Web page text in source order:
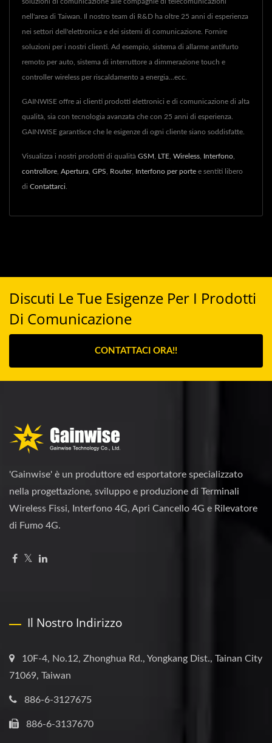
nell'area di Taiwan. Il nostro team di R&D ha oltre 25 anni di esperienza
nei settori dell'elettronica e dei sistemi di comunicazione. Fornire
soluzioni per i nostri clienti. Ad esempio, sistema di allarme antifurto
remoto per auto, sistema di interruttore a dimmerazione touch e
controller wireless per riscaldamento a energia...ecc.
GAINWISE offre ai clienti prodotti elettronici e di comunicazione di alta
qualità, sia con tecnologia avanzata che con 25 anni di esperienza.
GAINWISE garantisce che le esigenze di ogni cliente siano soddisfatte.
Visualizza i nostri prodotti di qualità GSM LTE Wireless Interfono
controllore Apertura GPS Router, Interfono per porte e sentiti libero
di Contattarci
Discuti Le Tue Esigenze Per I Prodotti
Di Comunicazione
CONTATTACI ORA!!
'Gainwise' è un produttore ed esportatore specializzato
nella progettazione, sviluppo e produzione di Terminali
Wireless Fissi, Interfono 4G, Apri Cancello 4G e Rilevatore
di Fumo 4G.
Il Nostro Indirizzo
10F-4, No.12, Zhonghua Rd., Yongkang Dist., Tainan City
71069, Taiwan
886-6-3127675
886-6-3137670